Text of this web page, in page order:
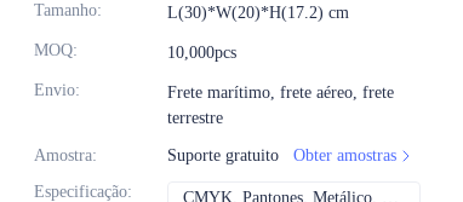
Tamanho: L(30)*W(20)*H(17.2) cm
MOQ: 10,000pcs
Envio:
Frete marítimo, frete aéreo, frete
terrestre
Amostra: Suporte gratuito
Obter amostras
Especificação: CMYK, Pantones, Metálico, Cor direta etc